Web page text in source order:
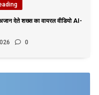
देते शख्स का वायरल वीडियो AI-
0